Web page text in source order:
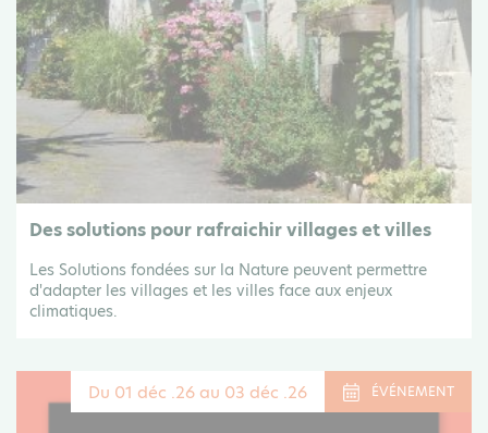
Des solutions pour rafraichir villages et villes
Les Solutions fondées sur la Nature peuvent permettre
d'adapter les villages et les villes face aux enjeux
climatiques.
Du 01 déc .26 au 03 déc .26 ÉVÉNEMENT